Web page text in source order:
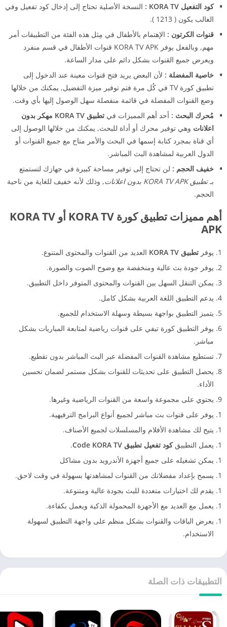
كود التفعيل KORA TV :
النسخة الأصلية تحتاج إلى إدخال كود تفعيل وفي
الغالب يكون ( 1213 ).
قنوات الكرتون : الإهتمام بالأطفال في مِثل هذه الفئة من التطبيقات أمر
مهم, وبالفعل يوفر KORA TV APK قنوات الأطفال في قسم منفرد
ويعرض جميع القنوات بشكل دائم على مدار الساعة.
خاصية المفضلة : لأن البعض يريد فتح قنوات معينة عند الدخول إلى
تطبيق كورة TV في كُل مرة فتم توفير ميزة التفضيل, يمكنك من خلالها
وضع القنوات المفضلة في قائمة منفصلة سهل الوصول إليها بأي وقت.
مُحرك البحث : أحد أهم المميزات في
تطبيق KORA TV مهكر بدون
اعلانات وهي توفير محرك أو أداة للبحث, يمكنك من خلالها الوصول إلى
أي قناة بمجرد كتابة إسمها في البحث والأمر متاح مع جميع القنوات أو
الدول العربية لمشاهدة البث المباشر.
خفيف الحجم : لن تحتاج إلى توفير مساحة كبيرة في جهازك لتستمتع
بـتطبيق KORA TV APK بدون اعلانات
, وذلك لأنه خفيف للغاية من ناحية
الحجم.
أهم مميزات تطبيق كورة KORA TV أو KORA TV
APK
يوفر تطبيق KORA TV
العديد من القنوات والمحتوى المتنوع.
يوفر جودة بث عالية ومنخفضة مع وضوح الصوت والصورة.
يمكن التنقل السهل بين القنوات والمحتوى المتوفر داخل التطبيق.
يدعم التطبيق اللغة العربية بشكل كامل.
يتميز التطبيق بواجهة بسيطة وسهلة الاستخدام للجميع.
يوفر التطبيق كورة تيفي على قنوات رياضية لمتابعة المباريات بشكل
مباشر.
تستطيع مشاهدة القنوات المفضلة عبر البث المباشر بدون تقطيع.
يحصل التطبيق على تحديثات للقنوات بشكل مستمر لضمان تحسين
الأداء.
يحتوي على مجموعة واسعة من القنوات الرياضية وغيرها.
يوفر على قنوات بث مباشر لجميع أنواع البرامج الترفيهية.
يتيح لك مشاهدة الأفلام والمسلسلات لجميع الأصناف.
يعمل التطبيقكود تفعيل تطبيق Code KORA TV
.
يمكن تشغيله على جميع أجهزة الأندرويد بدون مشاكل
يسمح بإعداد مفضلاتك من القنوات لمشاهدتها بسهولة في وقت لاحق.
يقدم لك اختيارات متعددة للبث بجودة عالية ومتنوعة.
يعمل مع العديد مع الأجهزة المحمولة الذكية ويعمل بكفاءة.
يعرض الباقات والقنوات بشكل منظم على واجهة التطبيق لسهولة
الاستخدام.
التطبيقات ذات الصلة